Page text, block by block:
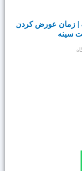
| زمان عورض کردن
سینه